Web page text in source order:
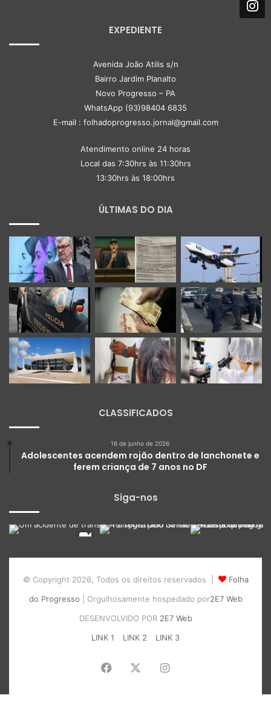
EXPEDIENTE
Avenida João Atilis s/n
Bairro Jardim Planalto
Novo Progresso – PA
WhatsApp (93)98404 6835
E-mail : folhadoprogresso.jornal@gmail.com
Atendimento online 24 horas
Local das 7:30hrs às 11:30hrs
13:30hrs às 18:00hrs
ÚLTIMAS DO DIA
CLASSIFICADOS
16 de junho de 2026
Adolescentes acendem rojão dentro de lanchonete e
ferem criança de 7 anos no DF
Siga-nos
© Copyright 2026, Todos os direitos reservados |
Folha
do Progresso | Orgulhosamente hospedado por2E7 Web
DESENVOLVIDO POR 2E7 Web
LINK 1
LINK 2 LINK 3
Facebook Instagram